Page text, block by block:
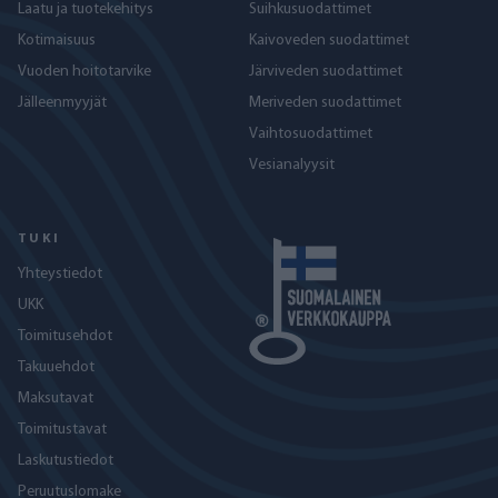
Laatu ja tuotekehitys
Kotimaisuus
Vuoden hoitotarvike
Jälleenmyyjät
Suihkusuodattimet
Kaivoveden suodattimet
Järviveden suodattimet
Meriveden suodattimet
Vaihtosuodattimet
Vesianalyysit
TUKI
Yhteystiedot
UKK
Toimitusehdot
Takuuehdot
Maksutavat
Toimitustavat
Laskutustiedot
Peruutuslomake